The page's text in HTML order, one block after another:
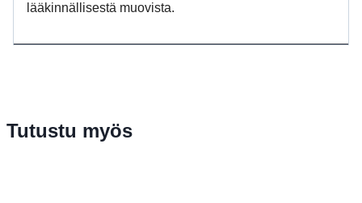
lääkinnällisestä muovista.
Tutustu myös